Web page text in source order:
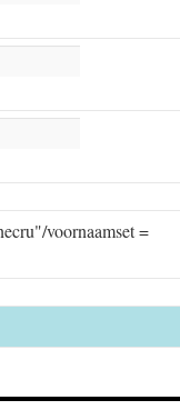
voornaamset =